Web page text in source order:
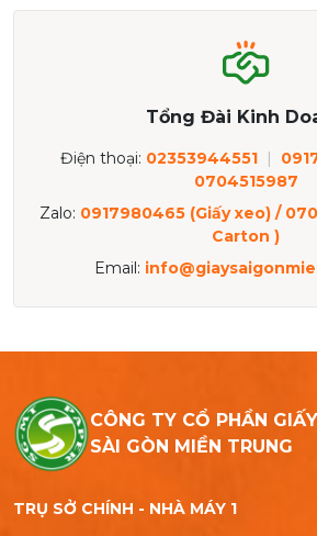
Tổng Đài Kinh
Điện thoại: 02353944551 |
0704515987
Zalo: 0917980465 (Giấy xeo) /
Carton )
Email:
CÔNG TY CỔ PHẦN GIẤY
SÀI GÒN MIỀN TRUNG
TRỤ SỞ CHÍNH - NHÀ MÁY 1